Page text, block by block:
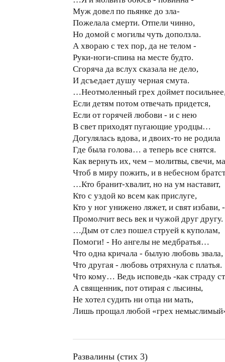
Муж довел по пьянке до зла-
Пожелала смерти. Отпели чинно,
Но домой с могилы чуть доползла.
А хвораю с тех пор, да не телом -
Руки-ноги-спина на месте будто.
Сгоряча да вслух сказала не дело,
И дсъедает душу черная смута.
…Неотмоленный грех доймет
Если детям потом отвечать придется,
Если от горячей любови - и с нею
В свет приходят пугающие уродцы…
Догулялась вдова, и двоих-то не родила
Где была голова… а теперь все снятся.
Как вернуть их, чем – молитвы, свечи,
Чтоб в миру пожить, и в небесном
…Кто бранит-хвалит, но на ум наставит,
Кто с уздой ко всем как прислуге,
Кто у ног унижено ляжет, и свят избави, -
Промолчит весь век и чужой друг другу.
…Дым от слез пошел струей к куполам,
Помоги! - Но ангелы не медбратья…
Что одна кричала - былую любовь звала,
Что другая - любовь отряхнула с платья.
Что кому… Ведь исповедь -как страду
А священник, пот отирая с лысины,
Не хотел судить ни отца ни мать,
Лишь прощал любой «грех
Развалины (стих 3)